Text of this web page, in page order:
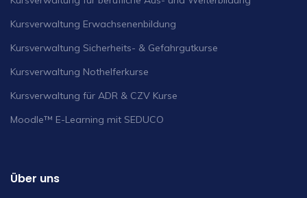
Kursverwaltung Erwachsenenbildung
Kursverwaltung Sicherheits- & Gefahrgutkurse
Kursverwaltung Nothelferkurse
Kursverwaltung für ADR & CZV Kurse
Moodle™ E-Learning mit SEDUCO
Über uns